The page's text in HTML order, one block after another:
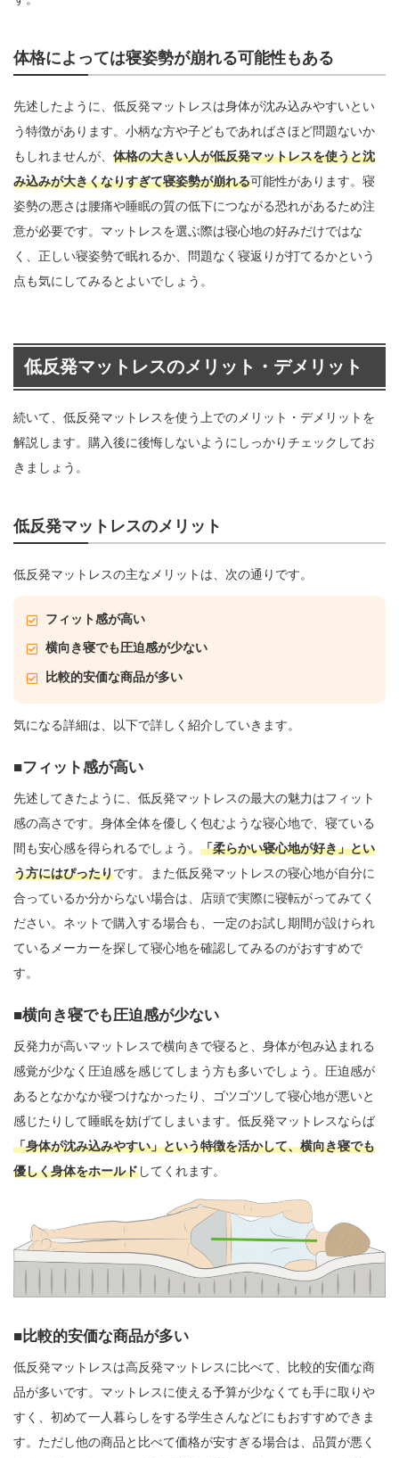
体格によっては寝姿勢が崩れる可能性もある
先述したように、低反発マットレスは身体が沈み込みやすいとい
う特徴があります。小柄な方や子どもであればさほど問題ないか
もしれませんが、 体格の大きい人が低反発マットレスを使うと沈
み込みが大きくなりすぎて寝姿勢が崩れる可能性があります。寝
姿勢の悪さは腰痛や睡眠の質の低下につながる恐れがあるため注
意が必要です。マットレスを選ぶ際は寝心地の好みだけではな
く、正しい寝姿勢で眠れるか、問題なく寝返りが打てるかという
点も気にしてみるとよいでしょう。
低反発マットレスのメリット・デメリット
続いて、低反発マットレスを使う上でのメリット・デメリットを
解説します。購入後に後悔しないようにしっかりチェックしてお
きましょう。
低反発マットレスのメリット
低反発マットレスの主なメリットは、次の通りです。
フィット感が高い
横向き寝でも圧迫感が少ない
比較的安価な商品が多い
気になる詳細は、以下で詳しく紹介していきます。
フィット感が高い
先述してきたように、低反発マットレスの最大の魅力はフィット
感の高さです。身体全体を優しく包むような寝心地で、寝ている
間も安心感を得られるでしょう。 「柔らかい寝心地が好き」とい
う方にはぴったりです。また低反発マットレスの寝心地が自分に
合っているか分からない場合は、店頭で実際に寝転がってみてく
ださい。ネットで購入する場合も、一定のお試し期間が設けられ
ているメーカーを探して寝心地を確認してみるのがおすすめで
す。
横向き寝でも圧迫感が少ない
反発力が高いマットレスで横向きで寝ると、身体が包み込まれる
感覚が少なく圧迫感を感じてしまう方も多いでしょう。圧迫感が
あるとなかなか寝つけなかったり、ゴツゴツして寝心地が悪いと
感じたりして睡眠を妨げてしまいます。低反発マットレスならば
「身体が沈み込みやすい」という特徴を活かして、横向き寝でも
優しく身体をホールドしてくれます。
比較的安価な商品が多い
低反発マットレスは高反発マットレスに比べて、比較的安価な商
品が多いです。マットレスに使える予算が少なくても手に取りや
すく、初めて一人暮らしをする学生さんなどにもおすすめできま
す。ただし他の商品と比べて価格が安すぎる場合は、品質が悪く